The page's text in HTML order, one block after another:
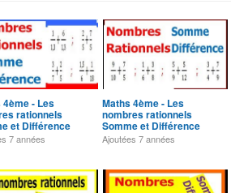
4ème - Les
rationnels
et Différence
1
7 années
Maths 4ème - Les
nombres rationnels
Somme et Différence
Exercice 2
Ajoutées 7 années